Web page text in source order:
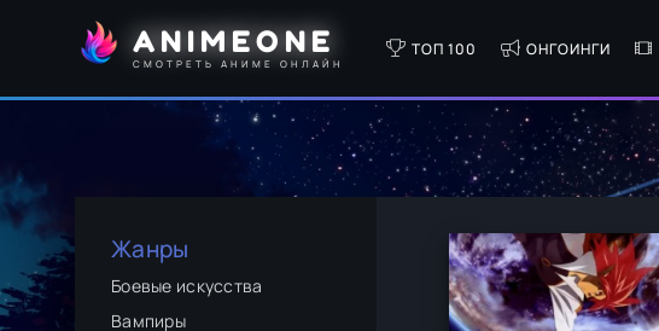
ANIMEONE
СМОТРЕТЬ АНИМЕ ОНЛАЙН
ТОП 100 ОНГОИНГИ
Жанры
Боевые искусства
Вампиры